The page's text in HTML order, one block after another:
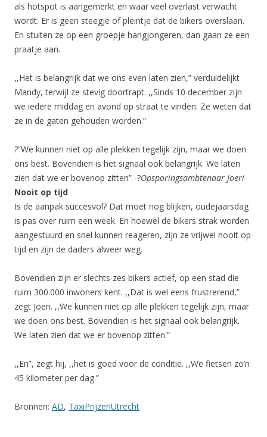
als hotspot is aangemerkt en waar veel overlast verwacht
wordt. Er is geen steegje of pleintje dat de bikers overslaan.
En stuiten ze op een groepje hangjongeren, dan gaan ze een
praatje aan.
,,Het is belangrijk dat we ons even laten zien,” verduidelijkt
Mandy, terwijl ze stevig doortrapt. ,,Sinds 10 december zijn
we iedere middag en avond op straat te vinden. Ze weten dat
ze in de gaten gehouden worden.”
?”We kunnen niet op alle plekken tegelijk zijn, maar we doen
ons best. Bovendien is het signaal ook belangrijk. We laten
zien dat we er bovenop zitten” -?Opsporingsambtenaar Joeri
Nooit op tijd
Is de aanpak succesvol? Dat moet nog blijken, oudejaarsdag
is pas over ruim een week. En hoewel de bikers strak worden
aangestuurd en snel kunnen reageren, zijn ze vrijwel nooit op
tijd en zijn de daders alweer weg.
Bovendien zijn er slechts zes bikers actief, op een stad die
ruim 300.000 inwoners kent. ,,Dat is wel eens frustrerend,”
zegt Joeri. ,,We kunnen niet op alle plekken tegelijk zijn, maar
we doen ons best. Bovendien is het signaal ook belangrijk.
We laten zien dat we er bovenop zitten.”
,,En”, zegt hij, ,,het is goed voor de conditie. ,,We fietsen zo’n
45 kilometer per dag.”
Bronnen: AD, TaxiPrijzenUtrecht